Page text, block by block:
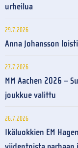
urheilua
29.7.2026
Anna Johansson
27.7.2026
MM Aachen 2026 –
joukkue valittu
26.7.2026
Ikäluokkien EM